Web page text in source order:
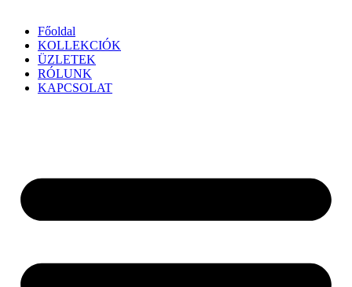
Főoldal
KOLLEKCIÓK
ÜZLETEK
RÓLUNK
KAPCSOLAT